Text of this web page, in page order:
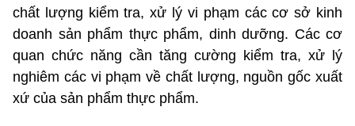
chất lượng kiểm tra, xử lý vi phạm các cơ sở kinh
doanh sản phẩm thực phẩm, dinh dưỡng. Các cơ
quan chức năng cần tăng cường kiểm tra, xử lý
nghiêm các vi phạm về chất lượng, nguồn gốc xuất
xứ của sản phẩm thực phẩm.